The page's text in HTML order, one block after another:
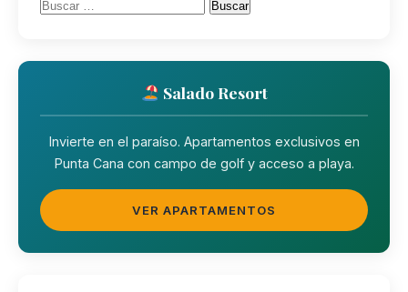
Buscar:
Salado Resort
Invierte en el paraíso. Apartamentos exclusivos en
Punta Cana con campo de golf y acceso a playa.
VER APARTAMENTOS